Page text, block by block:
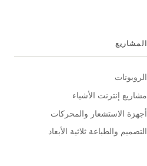
المشاريع
الروبوتات
مشاريع إنترنت الأشياء
أجهزة الاستشعار والمحركات
التصميم والطباعة ثلاثية الأبعاد